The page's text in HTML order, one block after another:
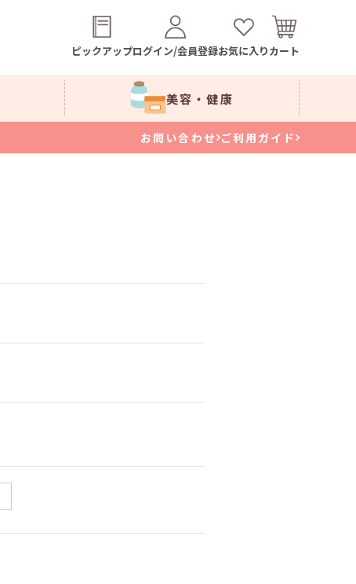
ピックアップログイン/会員登録お気に入りカート
美容・健康
お問い合わせ ご利用ガイド